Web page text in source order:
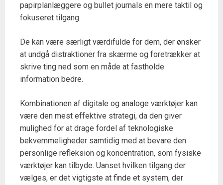
papirplanlæggere og bullet journals en mere taktil og
fokuseret tilgang.
De kan være særligt værdifulde for dem, der ønsker
at undgå distraktioner fra skærme og foretrækker at
skrive ting ned som en måde at fastholde
information bedre.
Kombinationen af digitale og analoge værktøjer kan
være den mest effektive strategi, da den giver
mulighed for at drage fordel af teknologiske
bekvemmeligheder samtidig med at bevare den
personlige refleksion og koncentration, som fysiske
værktøjer kan tilbyde. Uanset hvilken tilgang der
vælges, er det vigtigste at finde et system, der